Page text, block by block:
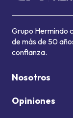
Grupo Hermindo
de más de 50
confianza.
Nosotros
Opiniones